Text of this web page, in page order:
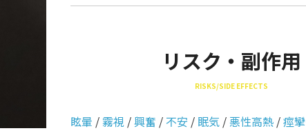
リスク・副作用
RISKS/SIDE EFFECTS
眩暈 /霧視 /興奮 / 不安 / 眠気 /悪性高熱 /痙攣